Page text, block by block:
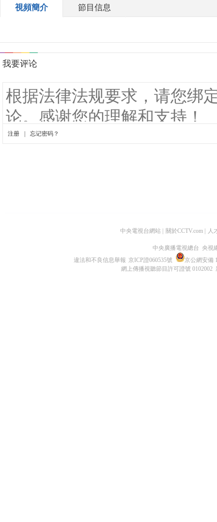
視頻簡介 節目信息
中央電視台網站 關於CCTV.com 人
中央廣播電視總台 央視
違法和不良信息舉報 京ICP證060535號
京公網安備
網上傳播視聽節目許可證號 0102002